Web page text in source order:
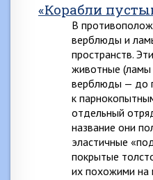
«Корабли
В
верблюды и
пространств.
животные (ламы
верблюды — до
к
отдельный
название они
эластичные
покрытые
их похожими на